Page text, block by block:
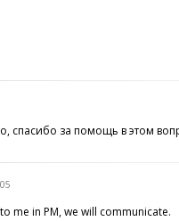
спасибо за помощь в этом
me in PM, we will communicate.